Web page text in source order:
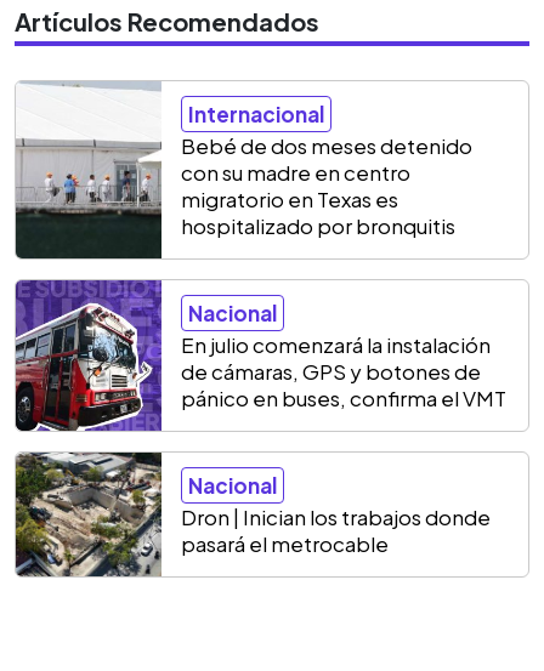
Artículos Recomendados
Internacional
Bebé de dos meses detenido
con su madre en centro
migratorio en Texas es
hospitalizado por bronquitis
Nacional
En julio comenzará la instalación
de cámaras, GPS y botones de
pánico en buses, confirma el VMT
Nacional
Dron | Inician los trabajos donde
pasará el metrocable